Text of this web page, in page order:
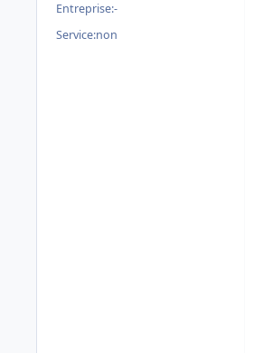
Entreprise:-
Service:non